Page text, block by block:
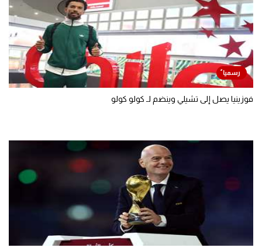
فوزينيا يصل إلى تشيلي وينضم لـ كولو كولو